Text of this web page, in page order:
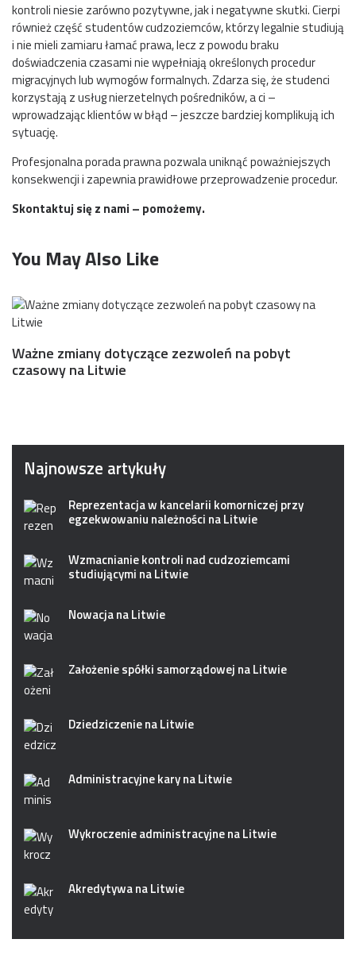
kontroli niesie zarówno pozytywne, jak i negatywne skutki. Cierpi
również część studentów cudzoziemców, którzy legalnie studiują
i nie mieli zamiaru łamać prawa, lecz z powodu braku
doświadczenia czasami nie wypełniają określonych procedur
migracyjnych lub wymogów formalnych. Zdarza się, że studenci
korzystają z usług nierzetelnych pośredników, a ci –
wprowadzając klientów w błąd – jeszcze bardziej komplikują ich
sytuację.
Profesjonalna porada prawna pozwala uniknąć poważniejszych
konsekwencji i zapewnia prawidłowe przeprowadzenie procedur.
Skontaktuj się z nami – pomożemy.
You May Also Like
Ważne zmiany dotyczące zezwoleń na pobyt
czasowy na Litwie
Najnowsze artykuły
Reprezentacja w kancelarii komorniczej przy
egzekwowaniu należności na Litwie
Wzmacnianie kontroli nad cudzoziemcami
studiującymi na Litwie
Nowacja na Litwie
Założenie spółki samorządowej na Litwie
Dziedziczenie na Litwie
Administracyjne kary na Litwie
Wykroczenie administracyjne na Litwie
Akredytywa na Litwie